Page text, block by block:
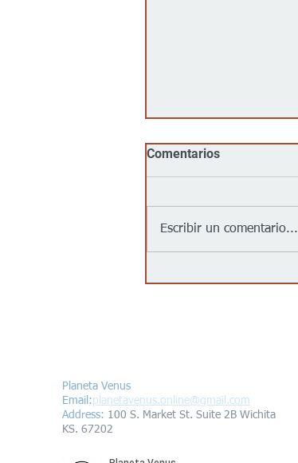
Comentarios
Escribir un comentario...
Planeta Venus
Email:planetavenus.online@gmail.com
Address: 100 S. Market St. Suite 2B Wichita
KS. 67202